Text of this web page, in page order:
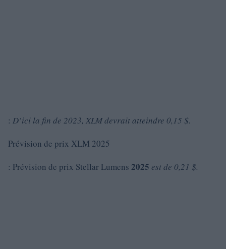
: D’ici la fin de 2023, XLM devrait atteindre 0,15 $.
Prévision de prix XLM 2025
: Prévision de prix Stellar Lumens 2025 est de 0,21 $.